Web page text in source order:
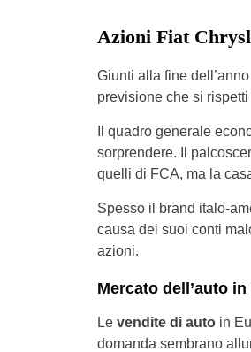
Azioni Fiat
Giunti alla fine
previsione che si
Il quadro generale
sorprendere. Il
quelli di FCA, ma la
Spesso il brand italo-
causa dei suoi conti
azioni.
Mercato dell’auto
Le vendite di autoin
domanda sembrano